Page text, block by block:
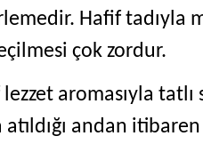
Hafif tadıyla
çok zordur.
aromasıyla
atıldığı andan